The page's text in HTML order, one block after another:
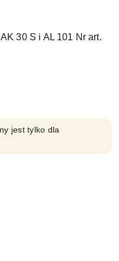
30 S i AL 101 Nr art.
jest tylko dla